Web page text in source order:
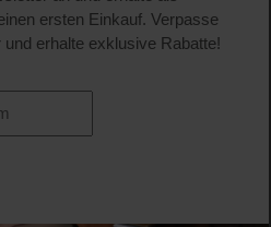
ersten Einkauf. Verpasse
erhalte exklusive Rabatte!